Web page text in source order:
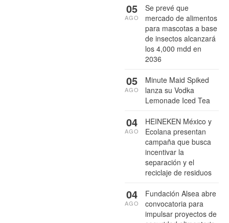
Se prevé que
mercado de alimentos
para mascotas a base
de insectos alcanzará
los 4,000 mdd en
2036
05
AGO
Minute Maid Spiked
lanza su Vodka
Lemonade Iced Tea
05
AGO
HEINEKEN México y
Ecolana presentan
campaña que busca
incentivar la
separación y el
reciclaje de residuos
04
AGO
Fundación Alsea abre
convocatoria para
impulsar proyectos de
04
AGO